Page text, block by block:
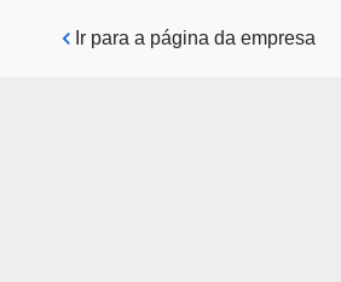
Pular para o conteúdo principal
Ir para a página da empresa